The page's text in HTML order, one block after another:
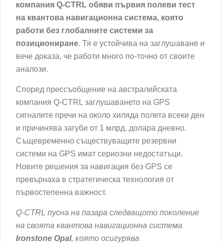
компания Q-CTRL обяви първия полеви тест
на квантова навигационна система, която
работи без глобалните системи за
позициониране. Тя е устойчива на заглушаване и
вече доказа, че работи много по-точно от своите
аналози.
Според прессъобщение на австралийската
компания Q-CTRL заглушаването на GPS
сигналите пречи на около хиляда полета всеки ден
и причинява загуби от 1 млрд. долара дневно.
Същевременно съществуващите резервни
системи на GPS имат сериозни недостатъци.
Новите решения за навигация без GPS се
превърнаха в стратегическа технология от
първостепенна важност.
Q-CTRL пусна на пазара следващото поколение
на своята квантова навигационна система
Ironstone Opal, която осигурява